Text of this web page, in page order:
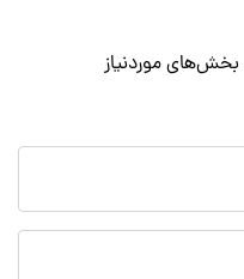
بخش‌های موردنیاز